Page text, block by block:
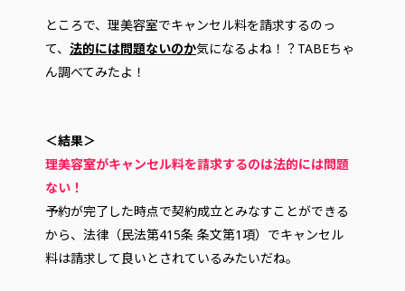
ところで、理美容室でキャンセル料を請求するのっ
て、 法的には問題ないのか気になるよね！？TABEちゃ
ん調べてみたよ！
＜結果＞
理美容室がキャンセル料を請求するのは法的には問題
ない！
予約が完了した時点で契約成立とみなすことができる
から、法律（民法第415条 条文第1項）でキャンセル
料は請求して良いとされているみたいだね。